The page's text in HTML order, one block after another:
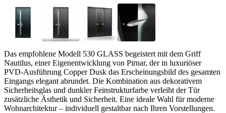
Das empfohlene Modell 530 GLASS begeistert mit dem Griff
Nautilus, einer Eigenentwicklung von Pirnar, der in luxuriöser
PVD-Ausführung Copper Dusk das Erscheinungsbild des gesamten
Eingangs elegant abrundet. Die Kombination aus dekorativem
Sicherheitsglas und dunkler Feinstrukturfarbe verleiht der Tür
zusätzliche Ästhetik und Sicherheit. Eine ideale Wahl für moderne
Wohnarchitektur – individuell gestaltbar nach Ihren Vorstellungen.